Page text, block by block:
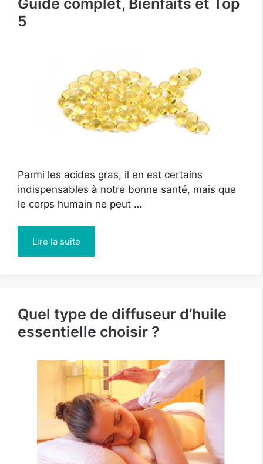
Guide complet, Bienfaits et Top
5
Parmi les acides gras, il en est certains
indispensables à notre bonne santé, mais que
le corps humain ne peut …
Lire la suite
Quel type de diffuseur d’huile
essentielle choisir ?